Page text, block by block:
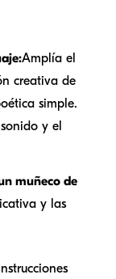
Amplía el
creativa de
simple.
y el
muñeco de
y las